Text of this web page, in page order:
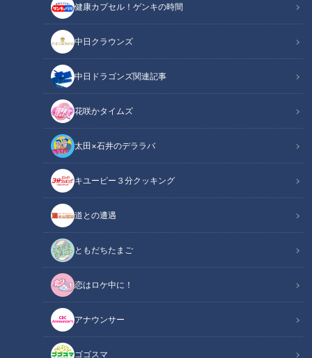
健康カプセル！ゲンキの時間
中日クラウンズ
中日ドラゴンズ関連記事
花咲かタイムズ
太田×石井のデララバ
キユーピー３分クッキング
道との遭遇
ともだちたまご
恋はロケ中に！
アナウンサー
ゴゴスマ
ドキュメンタリー
ピエロと呼ばれた息子
皮膚の難病『道化師様魚鱗癬』と闘う三重県松阪市の濵口賀久
くん（５）。
硬い皮膚に覆われていて、汗がうまくかけません。
そのため、発熱しやすく、室内遊びが中心の生活です。
今回は夏休みの思い出編。暑い夏は外で遊ぶことを避けていま